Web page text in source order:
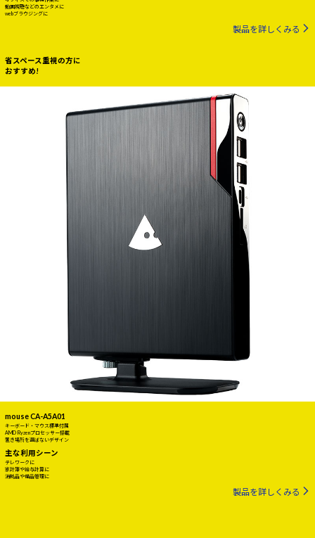
動画視聴などのエンタメに
webブラウジングに
製品を詳しくみる
省スペース重視の方に
おすすめ!
mouse CA-A5A01
キーボード・マウス標準付属
AMD Ryzenプロセッサー搭載
置き場所を選ばないデザイン
主な利用シーン
テレワークに
家計簿や給与計算に
消耗品や備品管理に
製品を詳しくみる